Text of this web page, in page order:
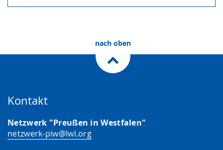
nach oben
Kontakt
Netzwerk "Preußen in Westfalen"
netzwerk-piw@lwl.org